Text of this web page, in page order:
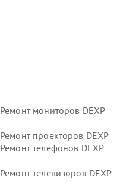
Ремонт мониторов DEXP
Ремонт проекторов DEXP
Ремонт телефонов DEXP
Ремонт телевизоров DEXP